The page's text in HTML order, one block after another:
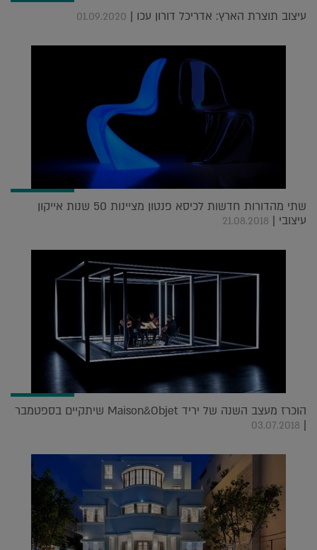
עיצוב תוצרת הארץ: אדריכל דורון עכו | 01.09.2020
שתי מהדורות חדשות לכיסא פנטון מציינות 50 שנות אייקון
עיצובי | 21.08.2018
הוכרז מעצב השנה של יריד Maison&Objet שיתקיים בספטמבר
|
03.07.2018